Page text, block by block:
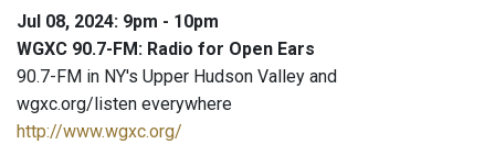
Jul 08, 2024: 9pm - 10pm
WGXC 90.7-FM: Radio for Open Ears
90.7-FM in NY's Upper Hudson Valley and
wgxc.org/listen everywhere
http://www.wgxc.org/